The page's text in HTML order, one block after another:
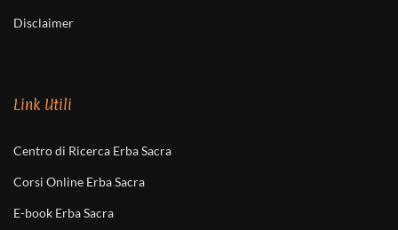
Disclaimer
Link Utili
Centro di Ricerca Erba Sacra
Corsi Online Erba Sacra
E-book Erba Sacra